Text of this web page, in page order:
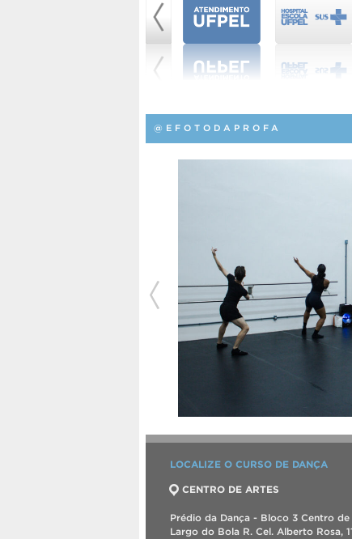
@EFOTODAPROFA
LOCALIZE O CURSO DE DANÇA
CENTRO DE ARTES
Prédio da Dança - Bloco 3 Centro
Largo do Bola R. Cel. Alberto Rosa,